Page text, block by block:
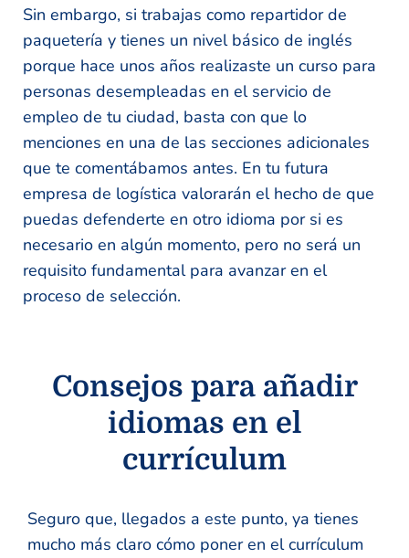
Sin embargo, si trabajas como repartidor de
paquetería y tienes un nivel básico de inglés
porque hace unos años realizaste un curso para
personas desempleadas en el servicio de
empleo de tu ciudad, basta con que lo
menciones en una de las secciones adicionales
que te comentábamos antes. En tu futura
empresa de logística valorarán el hecho de que
puedas defenderte en otro idioma por si es
necesario en algún momento, pero no será un
requisito fundamental para avanzar en el
proceso de selección.
Consejos para añadir
idiomas en el
currículum
Seguro que, llegados a este punto, ya tienes
mucho más claro cómo poner en el currículum